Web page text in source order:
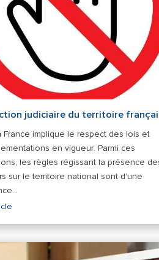
judiciaire du territoire
France implique le respect des lois et
en vigueur. Parmi ces
les règles régissant la présence
sur le territoire national sont d'une